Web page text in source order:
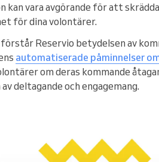
kan vara avgörande för att
för dina volontärer.
Reservio betydelsen av
automatiserade påminnelser
om deras kommande
av deltagande och engagemang.